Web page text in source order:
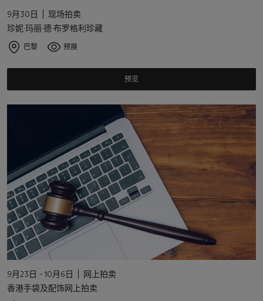
9月30日
现场拍卖
珍妮·玛丽·德·布罗格利珍藏
巴黎 预展
预览
9月23日 - 10月6日
网上拍卖
香港手袋及配饰网上拍卖